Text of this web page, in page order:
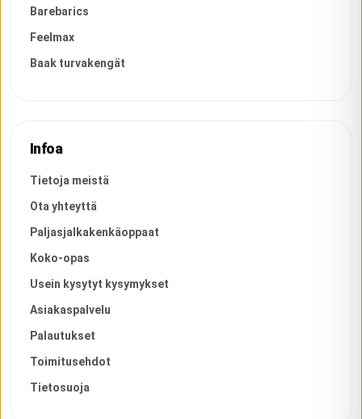
Barebarics
Feelmax
Baak turvakengät
Infoa
Tietoja meistä
Ota yhteyttä
Paljasjalkakenkäoppaat
Koko-opas
Usein kysytyt kysymykset
Asiakaspalvelu
Palautukset
Toimitusehdot
Tietosuoja